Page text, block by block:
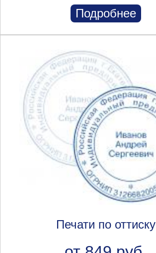
Подробнее
Печати по оттиску